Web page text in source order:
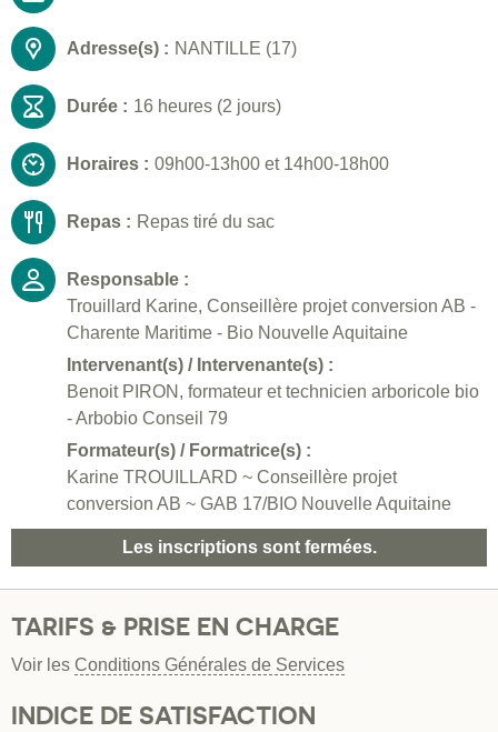
Adresse(s) : NANTILLE (17)
Durée : 16 heures (2 jours)
Horaires : 09h00-13h00 et 14h00-18h00
Repas : Repas tiré du sac
Responsable :
Trouillard Karine, Conseillère projet conversion AB -
Charente Maritime - Bio Nouvelle Aquitaine
Intervenant(s) / Intervenante(s) :
Benoit PIRON, formateur et technicien arboricole bio
- Arbobio Conseil 79
Formateur(s) / Formatrice(s) :
Karine TROUILLARD ~ Conseillère projet
conversion AB ~ GAB 17/BIO Nouvelle Aquitaine
Les inscriptions sont fermées.
TARIFS & PRISE EN CHARGE
Voir les Conditions Générales de Services
INDICE DE SATISFACTION